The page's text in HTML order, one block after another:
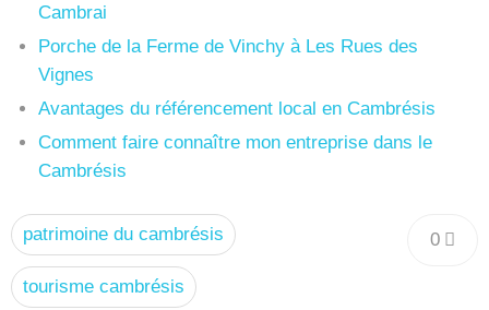
Cambrai
Porche de la Ferme de Vinchy à Les Rues des
Vignes
Avantages du référencement local en Cambrésis
Comment faire connaître mon entreprise dans le
Cambrésis
0
patrimoine du cambrésis
tourisme cambrésis